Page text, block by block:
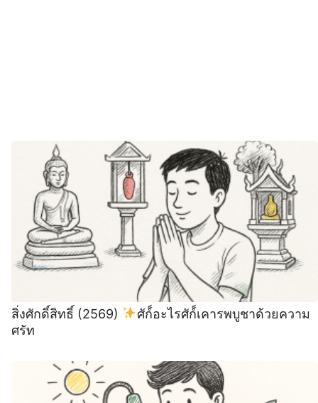
สิ่งศักดิ์สิทธิ์ (2569)
ศัก์์อะไรศัก์์เคารพบูชาด้วยความ
ศรัท